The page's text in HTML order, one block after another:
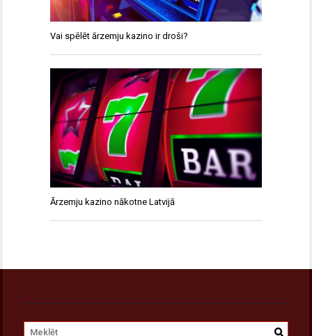
Vai spēlēt ārzemju kazino ir droši?
Ārzemju kazino nākotne Latvijā